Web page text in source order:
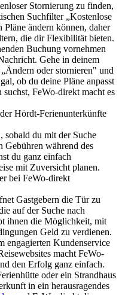
Stornierung zu finden,
Suchfilter „Kostenlose
Pläne ändern können, daher
die dir Flexibilität bieten.
Buchung vornehmen
Gehe in deinem
oder stornieren" und
ob du deine Pläne anpasst
FeWo-direkt macht es
Hördt-Ferienunterkünfte
sobald du mit der Suche
Gebühren während des
du ganz einfach
mit Zuversicht planen.
bei FeWo-direkt
Gastgebern die Tür zu
auf der Suche nach
ihnen die Möglichkeit, mit
Geld zu verdienen.
engagierten Kundenservice
macht FeWo-
den Erfolg ganz einfach.
oder ein Strandhaus
in ein herausragendes